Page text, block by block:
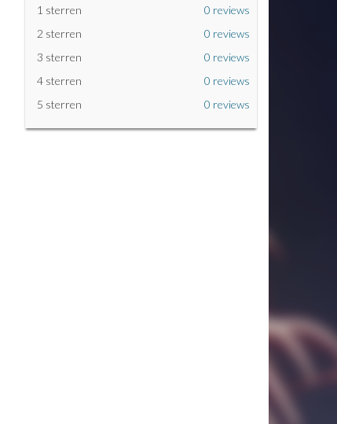
1 sterren
0 reviews
2 sterren
0 reviews
3 sterren
0 reviews
4 sterren
0 reviews
5 sterren
0 reviews